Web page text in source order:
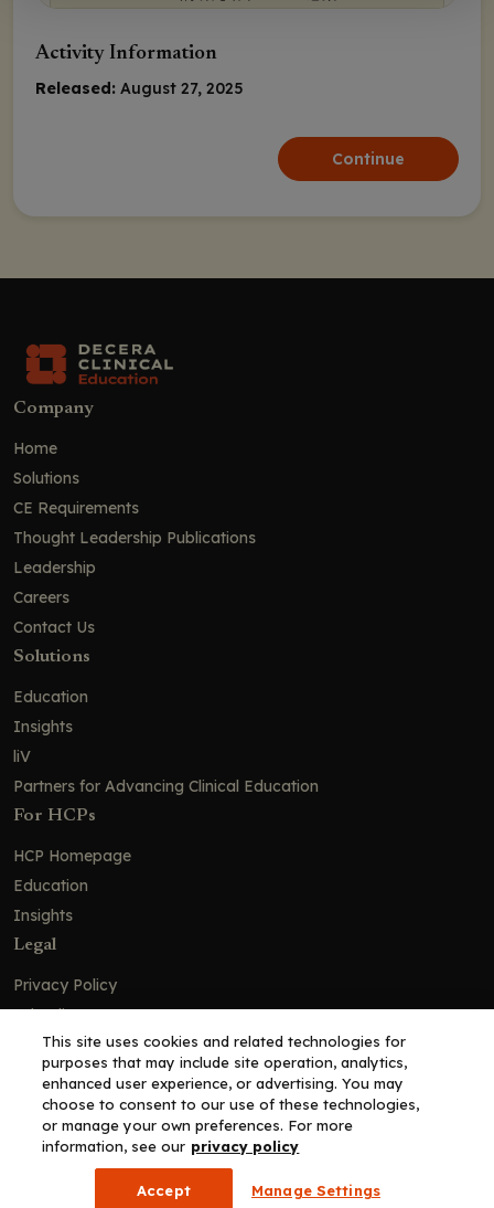
PURPOSE 2 的研究结果：不良事件
PURPOSE 1 子研究：利那卡帕韦用于妊娠期
PURPOSE 1 子研究：妊娠结局
PURPOSE 2：顺性别男性和性别多样化人群的
PURPOSE 2：PrEP 给药方式偏好随时间的变
化
服 PrEP 相比在依从性与防护效果方面的主观
预期国际援助资金削减对低中收入国家 HIV 流
行的影响
PEPFAR 资金削减对撒哈拉以南非洲地区 HIV
预期美国援助中断对莫桑比克 HIV 服务的影响
ART 方案
BREATHER Plus：撒哈拉以南非洲地区感染
HIV 的青少年的短周期治疗与持续 ART 的对
BREATHER Plus：经确认出现病毒反弹的参
VOLITION：在使用 DTG/3TC 启动 ART
后，可选择改用长效 CAB + RPV
VOLITION 研究：抑制阶段按基线 HIV-1
RNA 及 CD4+ 细胞计数分类的病毒抑制情况
VOLITION：患者报告结局
IMPALA：在撒哈拉以南非洲地区，针对 HIV
Activity Information
Released: August 27, 2025
Continue
Company
Home
Solutions
CE Requirements
Thought Leadership Publications
Leadership
Careers
Contact Us
Solutions
Education
Insights
liV
Partners for Advancing Clinical Education
For HCPs
HCP Homepage
Education
Insights
Legal
Privacy Policy
Ad Policy
Terms and Conditions
Cookie Policy
Copyright© 2026 - Clinical Education Alliance, LLC dba Decera
Clinical - All Rights Reserved
This site uses cookies and related technologies for
purposes that may include site operation, analytics,
enhanced user experience, or advertising. You may
choose to consent to our use of these technologies,
or manage your own preferences. For more
information, see our privacy policy
Accept Manage Settings